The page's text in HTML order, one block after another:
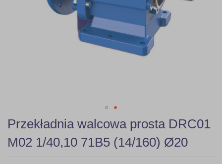
Skip
to
the
beginning
Przekładnia walcowa prosta DRC01
M02 1/40,10 71B5 (14/160) Ø20